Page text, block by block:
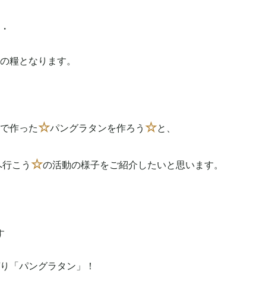
糧となります。
作った☆パングラタンを作ろう ☆と、
こう ☆の活動の様子をご紹介したいと思います。
「パングラタン」！